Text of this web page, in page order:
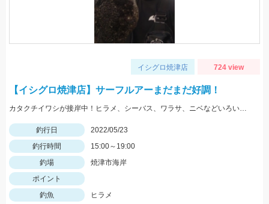
イシグロ焼津店 724 view
【イシグロ焼津店】サーフルアーまだまだ好調！
カタクチイワシが接岸中！ヒラメ、シーバス、ワラサ、ニベなどいろいろ釣れてます！
釣行日
2022/05/23
釣行時間
15:00～19:00
釣場
焼津市海岸
ポイント
釣魚
ヒラメ